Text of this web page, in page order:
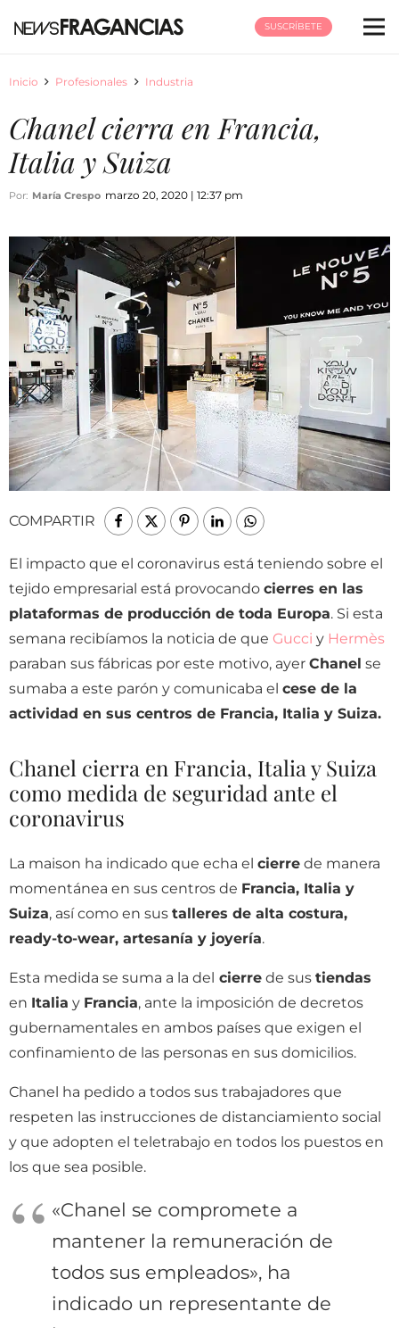
SUSCRÍBETE
Inicio Profesionales Industria
Chanel cierra en Francia,
Italia y Suiza
Por: María Crespo marzo 20, 2020 | 12:37 pm
COMPARTIR
El impacto que el coronavirus está teniendo sobre el
tejido empresarial está provocando cierres en las
plataformas de producción de toda Europa. Si esta
semana recibíamos la noticia de que Gucci y Hermès
paraban sus fábricas por este motivo, ayer Chanel se
sumaba a este parón y comunicaba el cese de la
actividad en sus centros de Francia, Italia y Suiza.
Chanel cierra en Francia, Italia y Suiza
como medida de seguridad ante el
coronavirus
La maison ha indicado que echa el cierre de manera
momentánea en sus centros de Francia, Italia y
Suiza, así como en sus talleres de alta costura,
ready-to-wear, artesanía y joyería.
Esta medida se suma a la del cierre de sus tiendas
en Italia y Francia, ante la imposición de decretos
gubernamentales en ambos países que exigen el
confinamiento de las personas en sus domicilios.
Chanel ha pedido a todos sus trabajadores que
respeten las instrucciones de distanciamiento social
y que adopten el teletrabajo en todos los puestos en
los que sea posible.
«Chanel se compromete a
mantener la remuneración de
todos sus empleados», ha
indicado un representante de